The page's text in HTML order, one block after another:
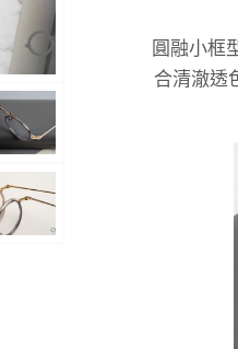
圓融小框
合清澈透